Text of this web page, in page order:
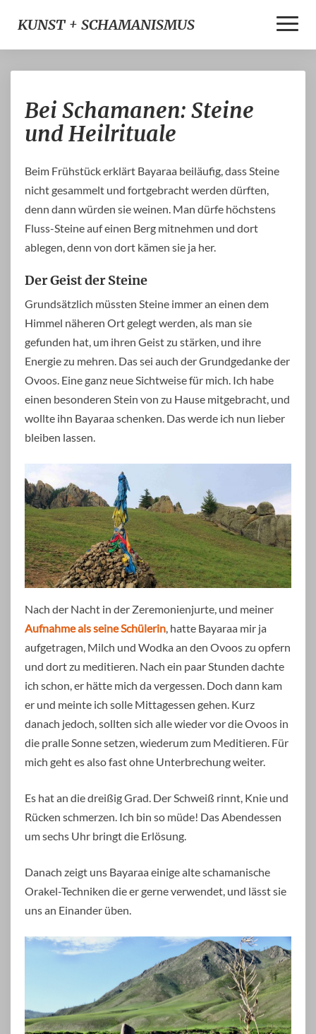
Toggle
KUNST + SCHAMANISMUS
Schamanen:
Steine
und
Bei Schamanen: Steine
und Heilrituale
Beim Frühstück erklärt Bayaraa beiläufig, dass Steine
nicht gesammelt und fortgebracht werden dürften,
denn dann würden sie weinen. Man dürfe höchstens
Fluss-Steine auf einen Berg mitnehmen und dort
ablegen, denn von dort kämen sie ja her.
Der Geist der Steine
Grundsätzlich müssten Steine immer an einen dem
Himmel näheren Ort gelegt werden, als man sie
gefunden hat, um ihren Geist zu stärken, und ihre
Energie zu mehren. Das sei auch der Grundgedanke der
Ovoos. Eine ganz neue Sichtweise für mich. Ich habe
einen besonderen Stein von zu Hause mitgebracht, und
wollte ihn Bayaraa schenken. Das werde ich nun lieber
bleiben lassen.
Nach der Nacht in der Zeremonienjurte, und meiner
Aufnahme als seine Schülerin , hatte Bayaraa mir ja
aufgetragen, Milch und Wodka an den Ovoos zu opfern
und dort zu meditieren. Nach ein paar Stunden dachte
ich schon, er hätte mich da vergessen. Doch dann kam
er und meinte ich solle Mittagessen gehen. Kurz
danach jedoch, sollten sich alle wieder vor die Ovoos in
die pralle Sonne setzen, wiederum zum Meditieren. Für
mich geht es also fast ohne Unterbrechung weiter.
Es hat an die dreißig Grad. Der Schweiß rinnt, Knie und
Rücken schmerzen. Ich bin so müde! Das Abendessen
um sechs Uhr bringt die Erlösung.
Danach zeigt uns Bayaraa einige alte schamanische
Orakel-Techniken die er gerne verwendet, und lässt sie
uns an Einander üben.